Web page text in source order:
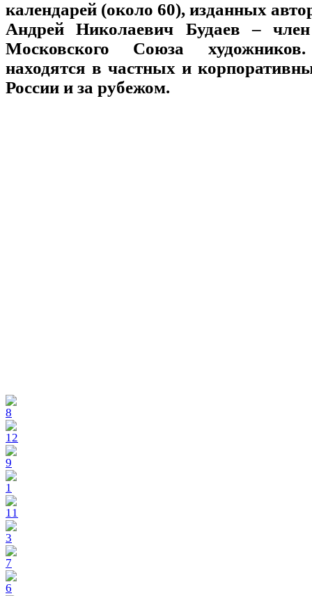
календарей (около 60), изданных
Андрей Николаевич Будаев –
Московского Союза
находятся в частных и
России и за рубежом.